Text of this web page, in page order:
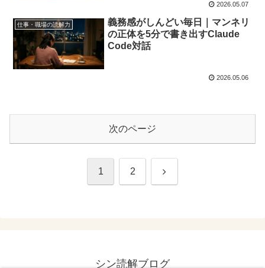
2026.05.07
仕事・職場の読解力
義務感がしんどい毎日｜マンネリ
の正体を5分で書き出すClaude
Code対話
2026.05.06
次のページ
1 2 次
シン読解ブログ